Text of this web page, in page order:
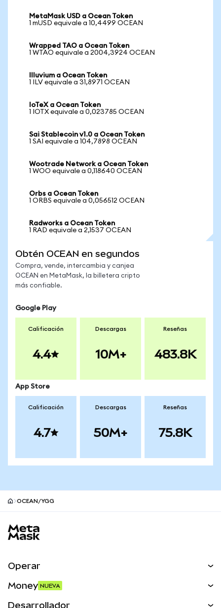
MetaMask USD a Ocean Token
1 mUSD equivale a 10,4499 OCEAN
Wrapped TAO a Ocean Token
1 WTAO equivale a 2004,3924 OCEAN
Illuvium a Ocean Token
1 ILV equivale a 31,8971 OCEAN
IoTeX a Ocean Token
1 IOTX equivale a 0,023785 OCEAN
Sai Stablecoin v1.0 a Ocean Token
1 SAI equivale a 104,7898 OCEAN
Wootrade Network a Ocean Token
1 WOO equivale a 0,118640 OCEAN
Orbs a Ocean Token
1 ORBS equivale a 0,056512 OCEAN
Radworks a Ocean Token
1 RAD equivale a 2,1537 OCEAN
Obtén OCEAN en segundos
Compra, vende, intercambia y canjea
OCEAN en MetaMask, la billetera cripto
más confiable.
Google Play
Calificación
4.4
Descargas
10M+
Reseñas
483.8K
App Store
Calificación
4.7
Descargas
50M+
Reseñas
75.8K
OCEAN/YGG
Operar
Money NUEVA
Desarrollador